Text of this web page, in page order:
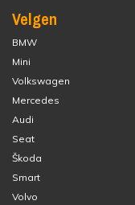
Velgen
BMW
Mini
Volkswagen
Mercedes
Audi
Seat
Škoda
Smart
Volvo